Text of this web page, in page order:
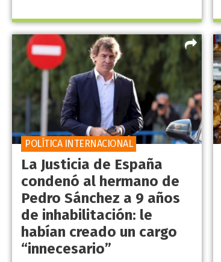
La Justicia de España
condenó al hermano de
Pedro Sánchez a 9 años
de inhabilitación: le
habían creado un cargo
“innecesario”
POLÍTICA INTERNACIONAL